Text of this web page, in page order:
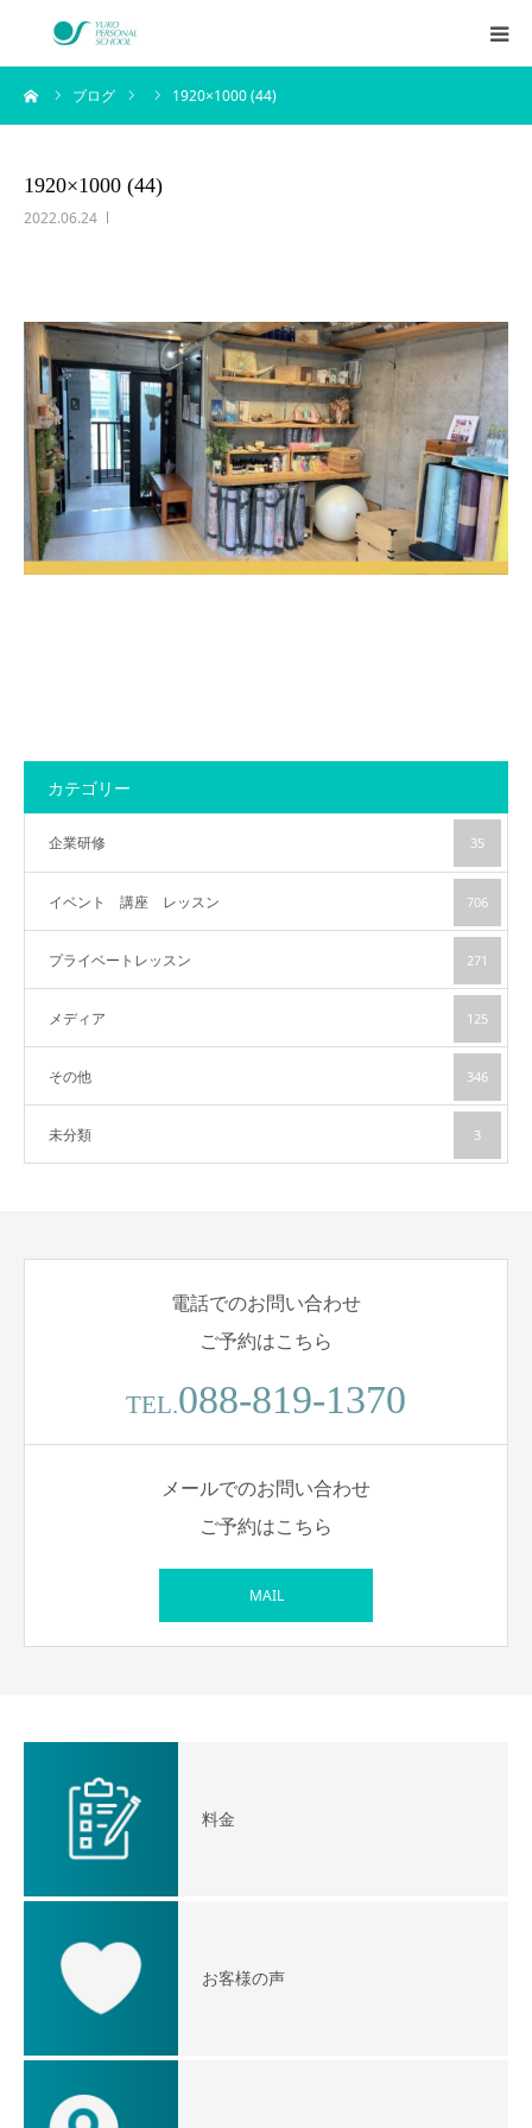
ブログ 1920×1000 (44)
1920×1000 (44)
2022.06.24
カテゴリー
企業研修 35
イベント 講座 レッスン 706
プライベートレッスン 271
メディア 125
その他 346
未分類 3
電話でのお問い合わせ
ご予約はこちら
TEL.088-819-1370
メールでのお問い合わせ
ご予約はこちら
MAIL
料金
お客様の声
西村侑剛プロフィール
アイテム
お客様の声
ブログ
アクセス